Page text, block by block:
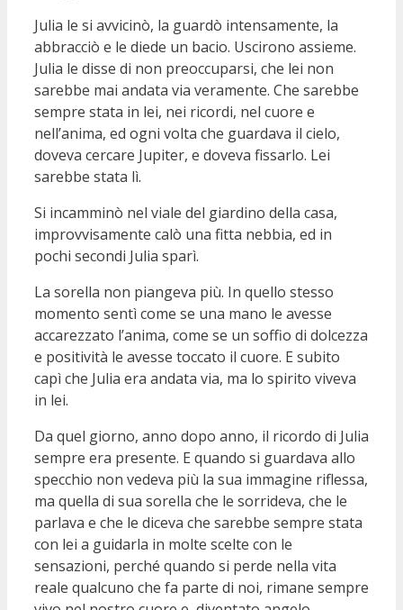
Julia le si avvicinò, la guardò intensamente, la
abbracciò e le diede un bacio. Uscirono assieme.
Julia le disse di non preoccuparsi, che lei non
sarebbe mai andata via veramente. Che sarebbe
sempre stata in lei, nei ricordi, nel cuore e
nell’anima, ed ogni volta che guardava il cielo,
doveva cercare Jupiter, e doveva fissarlo. Lei
sarebbe stata lì.
Si incamminò nel viale del giardino della casa,
improvvisamente calò una fitta nebbia, ed in
pochi secondi Julia sparì.
La sorella non piangeva più. In quello stesso
momento sentì come se una mano le avesse
accarezzato l’anima, come se un soffio di dolcezza
e positività le avesse toccato il cuore. E subito
capì che Julia era andata via, ma lo spirito viveva
in lei.
Da quel giorno, anno dopo anno, il ricordo di Julia
sempre era presente. E quando si guardava allo
specchio non vedeva più la sua immagine riflessa,
ma quella di sua sorella che le sorrideva, che le
parlava e che le diceva che sarebbe sempre stata
con lei a guidarla in molte scelte con le
sensazioni, perché quando si perde nella vita
reale qualcuno che fa parte di noi, rimane sempre